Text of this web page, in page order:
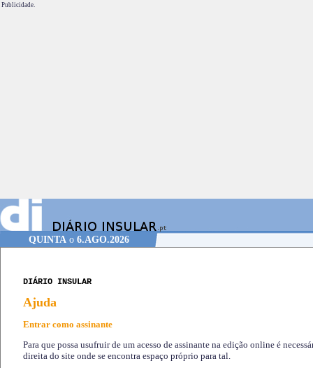
Publicidade.
QUINTAo 6.AGO.2026
DIÁRIO INSULAR
Ajuda
Entrar como assinante
Para que possa usufruir de um acesso de assinante na edição online é
direita do site onde se encontra espaço próprio para tal.